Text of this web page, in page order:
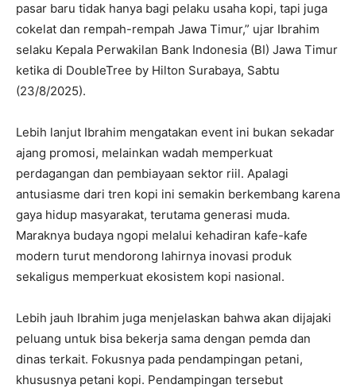
pasar baru tidak hanya bagi pelaku usaha kopi, tapi juga
cokelat dan rempah-rempah Jawa Timur,” ujar Ibrahim
selaku Kepala Perwakilan Bank Indonesia (BI) Jawa Timur
ketika di DoubleTree by Hilton Surabaya, Sabtu
(23/8/2025).
Lebih lanjut Ibrahim mengatakan event ini bukan sekadar
ajang promosi, melainkan wadah memperkuat
perdagangan dan pembiayaan sektor riil. Apalagi
antusiasme dari tren kopi ini semakin berkembang karena
gaya hidup masyarakat, terutama generasi muda.
Maraknya budaya ngopi melalui kehadiran kafe-kafe
modern turut mendorong lahirnya inovasi produk
sekaligus memperkuat ekosistem kopi nasional.
Lebih jauh Ibrahim juga menjelaskan bahwa akan dijajaki
peluang untuk bisa bekerja sama dengan pemda dan
dinas terkait. Fokusnya pada pendampingan petani,
khususnya petani kopi. Pendampingan tersebut